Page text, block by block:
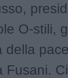
O-stili,
della
Fusani.